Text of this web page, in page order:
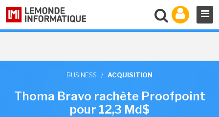
BUSINESS / ACQUISITION
Thoma Bravo rachète Proofpoint
pour 12,3 Md$